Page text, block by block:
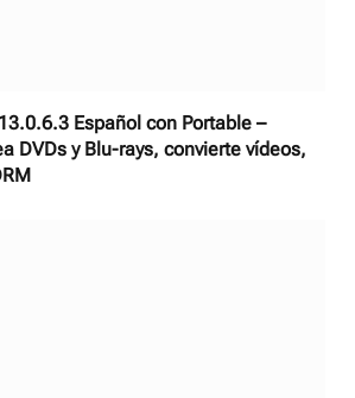
Español con Portable –
DVDs y Blu-rays, convierte vídeos,